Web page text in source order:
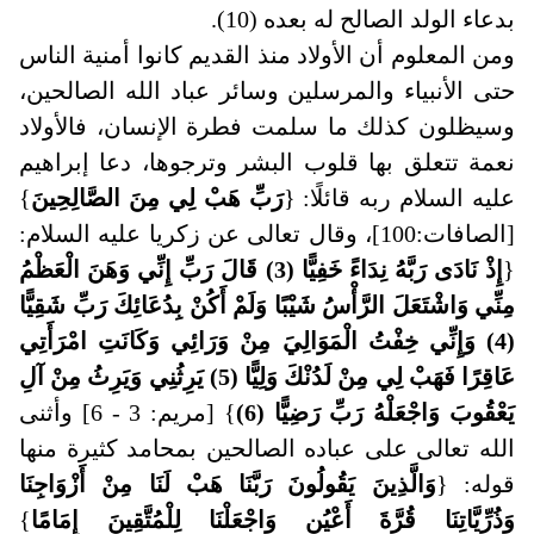
بدعاء الولد الصالح له بعده (10).
ومن المعلوم أن الأولاد منذ القديم كانوا أمنية الناس
حتى الأنبياء والمرسلين وسائر عباد الله الصالحين،
وسيظلون كذلك ما سلمت فطرة الإنسان، فالأولاد
نعمة تتعلق بها قلوب البشر وترجوها، دعا إبراهيم
عليه السلام ربه قائلًا: {رَبِّ هَبْ لِي مِنَ الصَّالِحِينَ}
[الصافات:100]، وقال تعالى عن زكريا عليه السلام:
{
إِذْ نَادَى رَبَّهُ نِدَاءً خَفِيًّا (3) قَالَ رَبِّ إِنِّي وَهَنَ الْعَظْمُ
مِنِّي وَاشْتَعَلَ الرَّأْسُ شَيْبًا وَلَمْ أَكُنْ بِدُعَائِكَ رَبِّ شَقِيًّا
(4) وَإِنِّي خِفْتُ الْمَوَالِيَ مِنْ وَرَائِي وَكَانَتِ امْرَأَتِي
عَاقِرًا فَهَبْ لِي مِنْ لَدُنْكَ وَلِيًّا (5) يَرِثُنِي وَيَرِثُ مِنْ آلِ
يَعْقُوبَ وَاجْعَلْهُ رَبِّ رَضِيًّا (6)
} [مريم: 3 - 6] وأثنى
الله تعالى على عباده الصالحين بمحامد كثيرة منها
قوله: {وَالَّذِينَ يَقُولُونَ رَبَّنَا هَبْ لَنَا مِنْ أَزْوَاجِنَا
وَذُرِّيَّاتِنَا قُرَّةَ أَعْيُنٍ وَاجْعَلْنَا لِلْمُتَّقِينَ إِمَامًا}